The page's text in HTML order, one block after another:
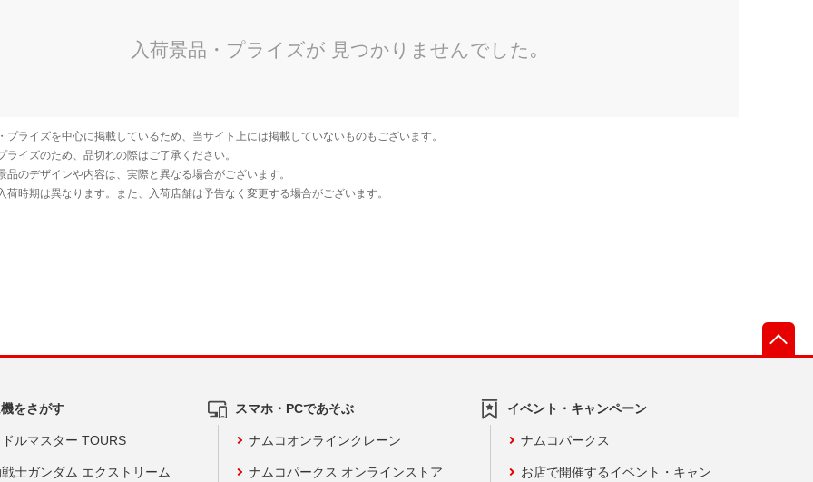
をさがす
ルマスター TOURS
士ガンダム エクストリーム
スマホ・PCであそぶ
ナムコオンラインクレーン
ナムコパークス オンラインストア
イベント・キャンペーン
ナムコパークス
お店で開催するイベント・キャン